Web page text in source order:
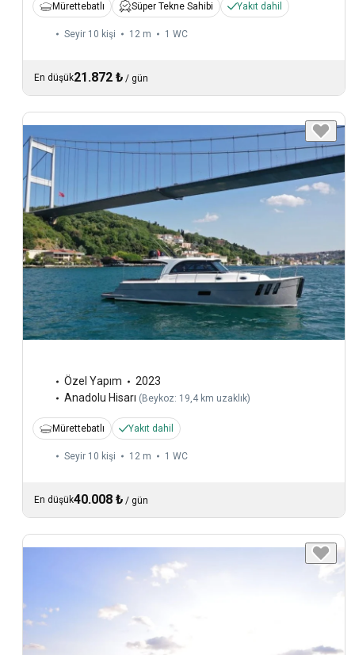
Mürettebatlı Süper Tekne Sahibi Yakıt dahil
Seyir 10 kişi 12 m 1 WC
En düşük21.872 ₺ / gün
Özel Yapım
2023
Anadolu Hisarı ( Beykoz: 19,4 km uzaklık)
Mürettebatlı Yakıt dahil
Seyir 10 kişi 12 m 1 WC
En düşük40.008 ₺ / gün